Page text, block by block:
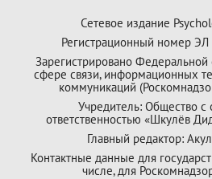
Сетевое издание
Регистрационный номер
Зарегистрировано
сфере связи, информационных
коммуникаций
Учредитель: Общество с
ответственностью «Шкулёв
Главный редактор:
Контактные данные для
числе, для